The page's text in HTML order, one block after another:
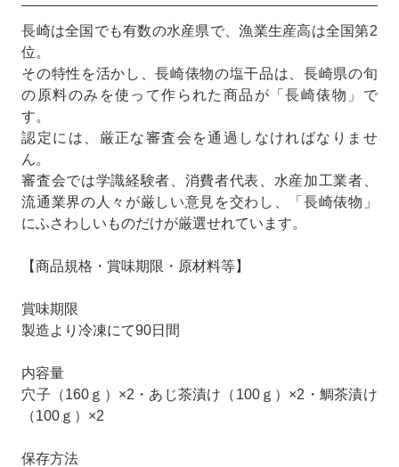
長崎は全国でも有数の水産県で、漁業生産高は全国第2
位。
その特性を活かし、長崎俵物の塩干品は、長崎県の旬
の原料のみを使って作られた商品が「長崎俵物」で
す。
認定には、厳正な審査会を通過しなければなりませ
ん。
審査会では学識経験者、消費者代表、水産加工業者、
流通業界の人々が厳しい意見を交わし、「長崎俵物」
にふさわしいものだけが厳選せれています。
【商品規格・賞味期限・原材料等】
賞味期限
製造より冷凍にて90日間
内容量
穴子（160ｇ）×2・あじ茶漬け（100ｇ）×2・鯛茶漬け
（100ｇ）×2
保存方法